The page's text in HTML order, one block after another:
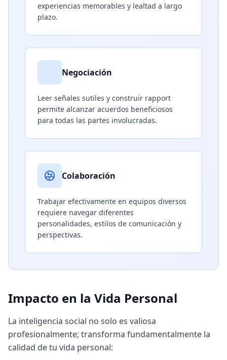
experiencias memorables y lealtad a largo
plazo.
Negociación
Leer señales sutiles y construir rapport
permite alcanzar acuerdos beneficiosos
para todas las partes involucradas.
Colaboración
Trabajar efectivamente en equipos diversos
requiere navegar diferentes
personalidades, estilos de comunicación y
perspectivas.
Impacto en la Vida Personal
La inteligencia social no solo es valiosa
profesionalmente; transforma fundamentalmente la
calidad de tu vida personal: